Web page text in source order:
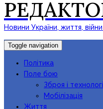
Новини України, життя,
Toggle navigation
Політика
Поле бою
Зброя і
Мобілізація
Життя